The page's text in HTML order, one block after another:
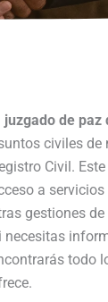
juzgado de paz
civiles
Civil.
a
gestiones
necesitas
todo